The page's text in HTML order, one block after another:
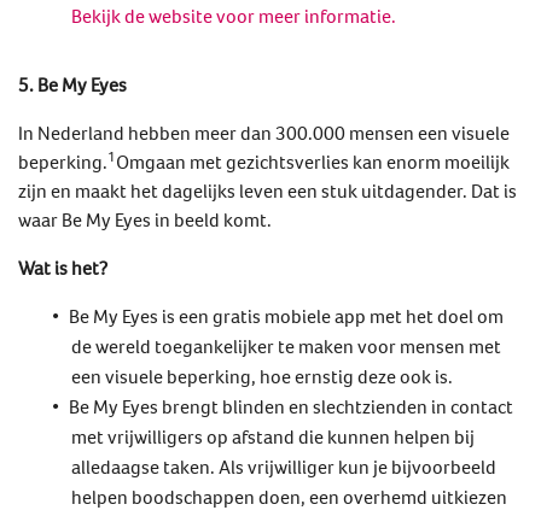
Bekijk de website voor meer informatie.
5. Be My Eyes
In Nederland hebben meer dan 300.000 mensen een visuele
beperking.1 Omgaan met gezichtsverlies kan enorm moeilijk
zijn en maakt het dagelijks leven een stuk uitdagender. Dat is
waar Be My Eyes in beeld komt.
Wat is het?
Be My Eyes is een gratis mobiele app met het doel om
de wereld toegankelijker te maken voor mensen met
een visuele beperking, hoe ernstig deze ook is.
Be My Eyes brengt blinden en slechtzienden in contact
met vrijwilligers op afstand die kunnen helpen bij
alledaagse taken. Als vrijwilliger kun je bijvoorbeeld
helpen boodschappen doen, een overhemd uitkiezen